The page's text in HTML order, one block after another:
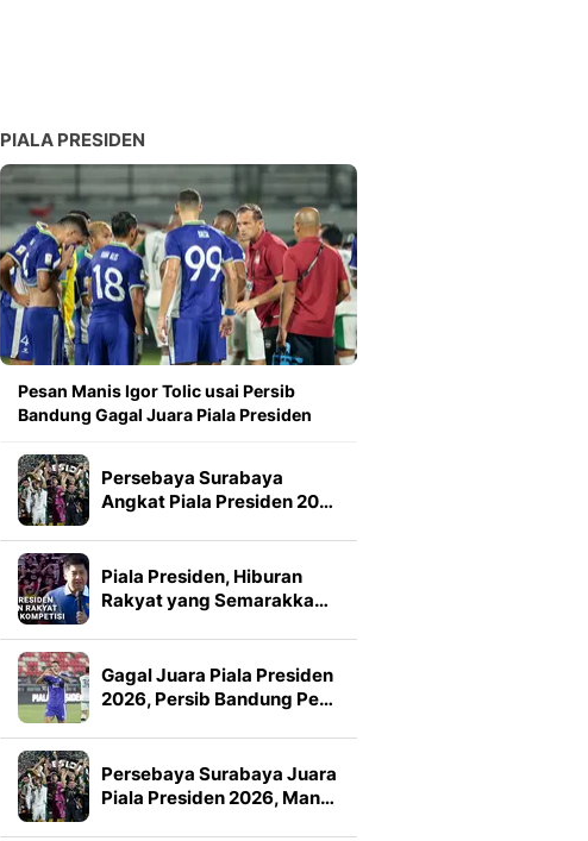
PIALA PRESIDEN
Pesan Manis Igor Tolic usai Persib
Bandung Gagal Juara Piala Presiden
Persebaya Surabaya
Angkat Piala Presiden 20…
Piala Presiden, Hiburan
Rakyat yang Semarakka…
Gagal Juara Piala Presiden
2026, Persib Bandung Pe…
Persebaya Surabaya Juara
Piala Presiden 2026, Man…